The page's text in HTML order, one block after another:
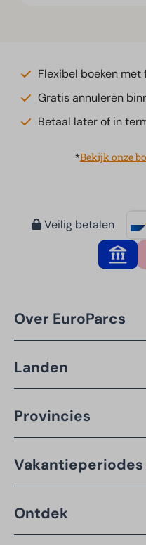
Flexibel boeken
Gratis annuleren
Betaal later of in
*Bekijk onze
Veilig betalen
Over EuroParcs
Landen
Provincies
Vakantieperiodes
Ontdek